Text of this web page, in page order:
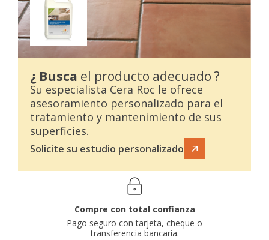
¿ Busca el producto adecuado ?
Su especialista Cera Roc le ofrece
asesoramiento personalizado para el
tratamiento y mantenimiento de sus
superficies.
Solicite su estudio personalizado
Compre con total confianza
Pago seguro con tarjeta, cheque o
transferencia bancaria.